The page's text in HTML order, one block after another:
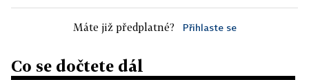
Máte již předplatné? Přihlaste se
Co se dočtete dál